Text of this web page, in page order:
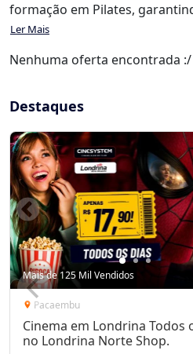
formação em Pilates,
Ler Mais
Nenhuma oferta encontrada :/
Destaques
Mais de 125 Mil Vendidos
location_on Pacaembu
Cinema em Londrina Todos
no Londrina Norte Shop.